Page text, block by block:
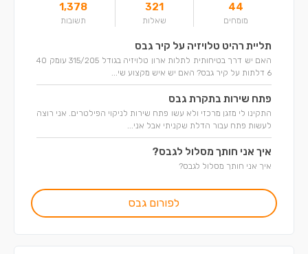
44
מומחים
321
שאלות
1,378
תשובות
תליית רהיט טלויזיה על קיר גבס
האם יש דרך בטיחותית לתלות ארון טלויזיה בגודל 315/205 עומק 40
6 דלתות על קיר גבס? האם יש איש מקצוע שי...
פתח שירות בתקרת גבס
התקינו לי מזגן מרכזי ולא עשו פתח שירות לניקוי הפילטרים. אני רוצה
לעשות פתח עבור הדלת שקניתי אבל אני...
איך אני חותך מסלול לגבס?
איך אני חותך מסלול לגבס?
לפורום גבס